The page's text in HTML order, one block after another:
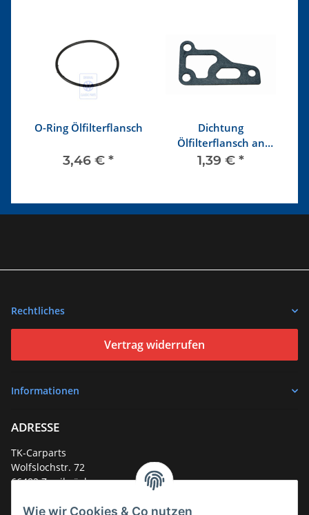
Wie wir Cookies & Co nutzen
O-Ring Ölfilterflansch
3,46 € *
Dichtung
Ölfilterflansch an
Motorblock
1,39 € *
Rechtliches
Vertrag widerrufen
Informationen
ADRESSE
TK-Carparts
Wolfslochstr. 72
66482 Zweibrücken